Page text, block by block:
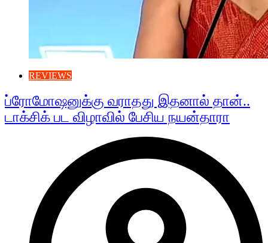
REVIEWS
ப்ரோமோஷனுக்கு வராதது இதனால் தான்..
டாக்சிக் பட விழாவில் பேசிய நயன்தாரா